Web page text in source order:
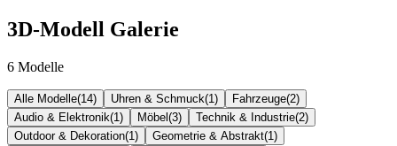
3D-Modell Galerie
6 Modelle
Alle Modelle(14) Uhren & Schmuck(1) Fahrzeuge(2)
Audio & Elektronik(1) Möbel(3) Technik & Industrie(2)
Outdoor & Dekoration(1) Geometrie & Abstrakt(1)